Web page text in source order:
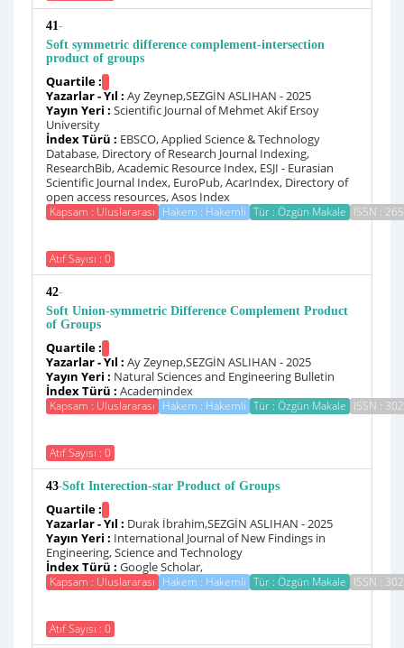
41-
Soft symmetric difference complement-intersection
product of groups
Quartile :
Yazarlar - Yıl : Ay Zeynep,SEZGİN ASLIHAN - 2025
Yayın Yeri : Scientific Journal of Mehmet Akif Ersoy
University
İndex Türü : EBSCO, Applied Science & Technology
Database, Directory of Research Journal Indexing,
ResearchBib, Academic Resource Index, ESJI - Eurasian
Scientific Journal Index, EuroPub, AcarIndex, Directory of
open access resources, Asos Index
Kapsam : Uluslararası Hakem : Hakemli Tür : Özgün Makale ISSN :
Atıf Sayısı : 0
42-
Soft Union-symmetric Difference Complement Product
of Groups
Quartile :
Yazarlar - Yıl : Ay Zeynep,SEZGİN ASLIHAN - 2025
Yayın Yeri : Natural Sciences and Engineering Bulletin
İndex Türü : Academindex
Kapsam : Uluslararası Hakem : Hakemli Tür : Özgün Makale ISSN :
Atıf Sayısı : 0
43-Soft Interection-star Product of Groups
Quartile :
Yazarlar - Yıl : Durak İbrahim,SEZGİN ASLIHAN - 2025
Yayın Yeri : International Journal of New Findings in
Engineering, Science and Technology
İndex Türü : Google Scholar,
Kapsam : Uluslararası Hakem : Hakemli Tür : Özgün Makale ISSN :
Atıf Sayısı : 0